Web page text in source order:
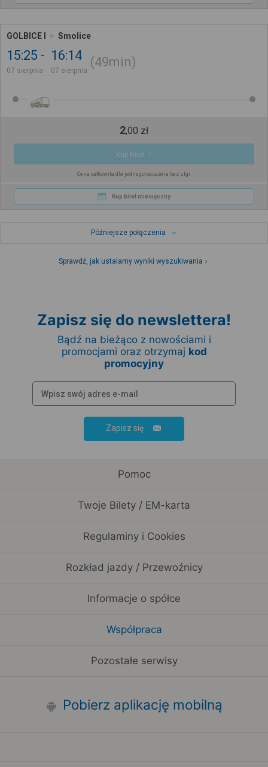
GOLBICE I Smolice
15:25
07 sierpnia
16:14
07 sierpnia
49min
2,00 zł
Kup Bilet
Cena całkowita dla jednego pasażera bez ulgi
Kup bilet miesięczny
Późniejsze połączenia
Sprawdź, jak ustalamy wyniki wyszukiwania
Zapisz się do newslettera!
Bądź na bieżąco z nowościami i
promocjami oraz otrzymaj kod
promocyjny
Zapisz się
Pomoc
Twoje Bilety / EM-karta
Regulaminy i Cookies
Rozkład jazdy / Przewoźnicy
Informacje o spółce
Współpraca
Pozostałe serwisy
Pobierz aplikację mobilną